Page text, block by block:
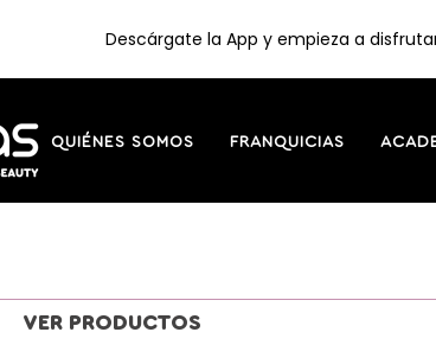
QUIÉNES SOMOS FRANQUICIAS
VER PRODUCTOS
Descárgate la App y empieza a